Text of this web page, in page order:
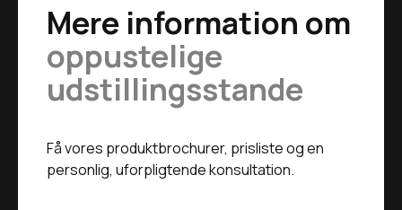
Mere information om
oppustelige
udstillingsstande
Få vores produktbrochurer, prisliste og en
personlig, uforpligtende konsultation.